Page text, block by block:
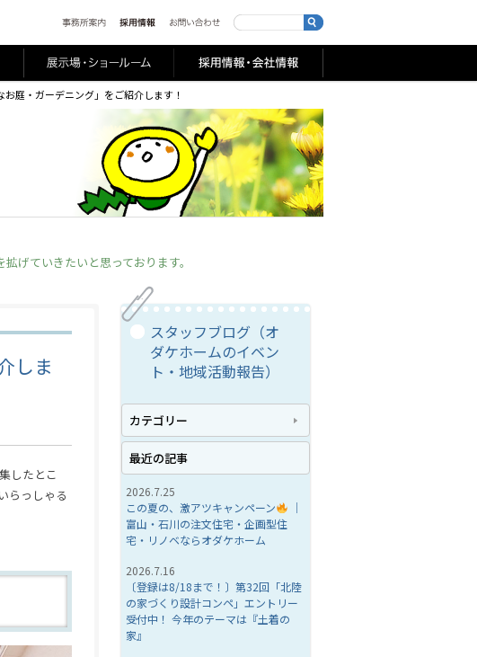
庭・ガーデニング」をご紹介します！
げていきたいと思っております。
しま
したとこ
らっしゃる
スタッフブログ（オ
ダケホームのイベン
ト・地域活動報告）
カテゴリー
最近の記事
2026.7.25
この夏の、激アツキャンペーン
｜
富山・石川の注文住宅・企画型住
宅・リノベならオダケホーム
2026.7.16
〔登録は8/18まで！〕第32回「北陸
の家づくり設計コンペ」エントリー
受付中！ 今年のテーマは『土着の
家』